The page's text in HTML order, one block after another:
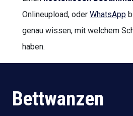
Onlineupload, oder WhatsApp
genau wissen, mit welchem
haben.
Bettwanzen